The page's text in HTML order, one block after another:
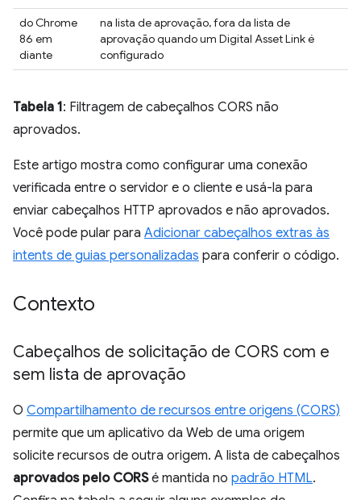
do Chrome
86 em
diante
na lista de aprovação, fora da lista de
aprovação quando um Digital Asset Link é
configurado
Tabela 1: Filtragem de cabeçalhos CORS não
aprovados.
Este artigo mostra como configurar uma conexão
verificada entre o servidor e o cliente e usá-la para
enviar cabeçalhos HTTP aprovados e não aprovados.
Você pode pular para Adicionar cabeçalhos extras às
intents de guias personalizadas para conferir o código.
Contexto
Cabeçalhos de solicitação de CORS com e
sem lista de aprovação
O Compartilhamento de recursos entre origens (CORS)
permite que um aplicativo da Web de uma origem
solicite recursos de outra origem. A lista de cabeçalhos
aprovados pelo CORSé mantida no padrão HTML.